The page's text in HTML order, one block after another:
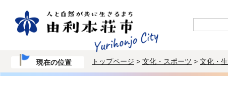
現在の位置 トップページ > 文化・スポーツ > 文化・